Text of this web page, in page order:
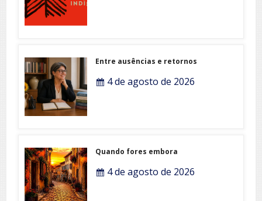
Entre ausências e retornos
4 de agosto de 2026
Quando fores embora
4 de agosto de 2026